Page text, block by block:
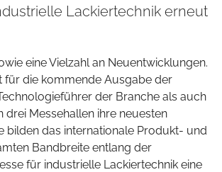
Lackiertechnik erneut
eine Vielzahl an Neuentwicklungen.
für die kommende Ausgabe der
der Branche als auch
Messehallen ihre neuesten
bilden das internationale Produkt- und
Bandbreite entlang der
für industrielle Lackiertechnik eine